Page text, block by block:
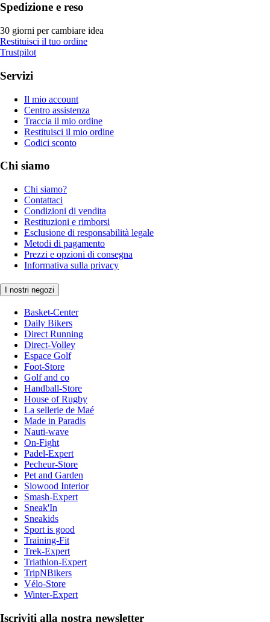
Spedizione e reso
30 giorni per cambiare idea
Restituisci il tuo ordine
Trustpilot
Servizi
Il mio account
Centro assistenza
Traccia il mio ordine
Restituisci il mio ordine
Codici sconto
Chi siamo
Chi siamo?
Contattaci
Condizioni di vendita
Restituzioni e rimborsi
Esclusione di responsabilità legale
Metodi di pagamento
Prezzi e opzioni di consegna
Informativa sulla privacy
I nostri negozi
Basket-Center
Daily Bikers
Direct Running
Direct-Volley
Espace Golf
Foot-Store
Golf and co
Handball-Store
House of Rugby
La sellerie de Maé
Made in Paradis
Nauti-wave
On-Fight
Padel-Expert
Pecheur-Store
Pet and Garden
Slowood Interior
Smash-Expert
Sneak'In
Sneakids
Sport is good
Training-Fit
Trek-Expert
Triathlon-Expert
TripNBikers
Vélo-Store
Winter-Expert
Iscriviti alla nostra newsletter